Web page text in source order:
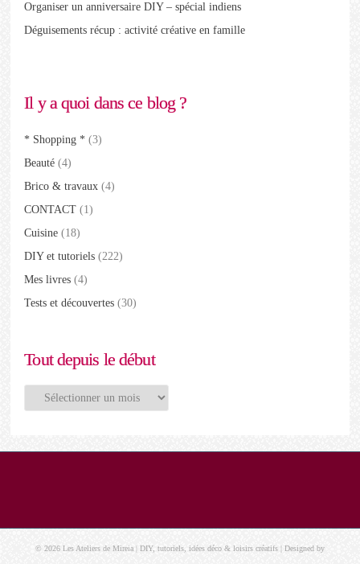
Organiser un anniversaire DIY – spécial indiens
Déguisements récup : activité créative en famille
Il y a quoi dans ce blog ?
* Shopping * (3)
Beauté (4)
Brico & travaux (4)
CONTACT (1)
Cuisine (18)
DIY et tutoriels (222)
Mes livres (4)
Tests et découvertes (30)
Tout depuis le début
© 2026 Les Ateliers de Mireia | DIY, tutoriels, idées déco & loisirs créatifs | Designed by